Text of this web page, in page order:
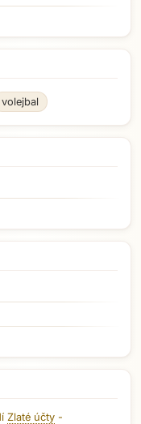
volejbal
Zlaté účty -